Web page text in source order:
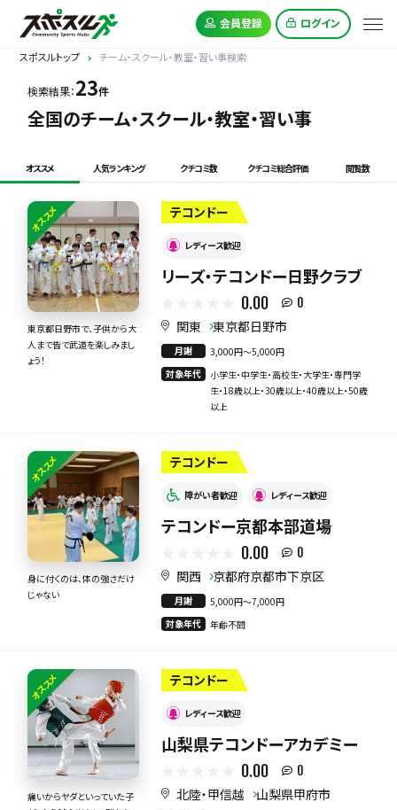
会員登録 ログイン
スポスルトップ チーム・スクール・教室・習い事検索
検索結果：23件
全国のチーム・スクール・教室・習い事
オススメ 人気ランキング クチコミ数 クチコミ総合評価 閲覧数
オススメ
東京都日野市で、子供から大
人まで皆で武道を楽しみまし
ょう！
テコンドー
レディース歓迎
リーズ・テコンドー日野クラブ
0.00 0
関東 東京都日野市
月謝
3,000円〜5,000円
対象年代
小学生・中学生・高校生・大学生・専門学
生・18歳以上・30歳以上・40歳以上・50歳
以上
オススメ
身に付くのは、体の強さだけ
じゃない
テコンドー
障がい者歓迎 レディース歓迎
テコンドー京都本部道場
0.00 0
関西 京都府京都市下京区
月謝
5,000円〜7,000円
対象年代
年齢不問
オススメ
痛いからヤダといっていた子
テコンドー
レディース歓迎
山梨県テコンドーアカデミー
0.00 0
北陸・甲信越 山梨県甲府市